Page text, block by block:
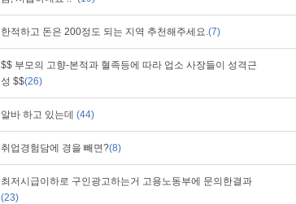
한적하고 돈은 200정도 되는 지역 추천해주세요.(7)
$$ 부모의 고향-본적과 혈족등에 따라 업소 사장들이 성격근
성 $$(26)
알바 하고 있는데 (44)
취업경험담에 경을 빼면?(8)
최저시급이하로 구인광고하는거 고용노동부에 문의한결과
(23)